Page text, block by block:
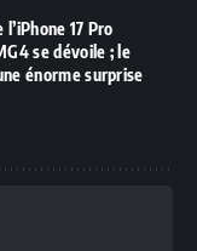
17 Pro
se dévoile ; le
énorme surprise